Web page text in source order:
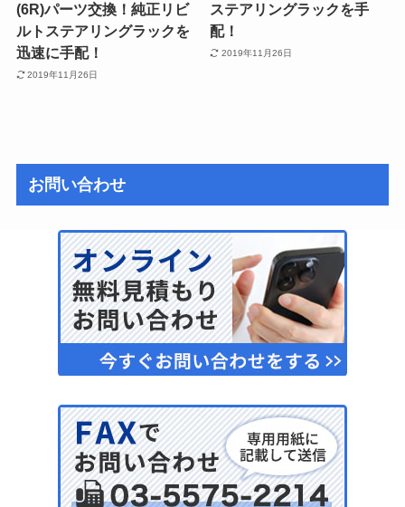
(6R)パーツ交換！純正リビ
ルトステアリングラックを
迅速に手配！
2019年11月26日
ステアリングラックを手
配！
2019年11月26日
お問い合わせ